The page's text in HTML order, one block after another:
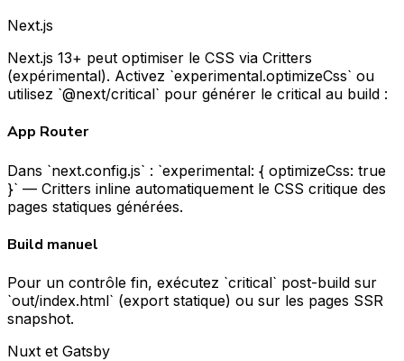
Next.js
Next.js 13+ peut optimiser le CSS via Critters
(expérimental). Activez `experimental.optimizeCss` ou
utilisez `@next/critical` pour générer le critical au build :
App Router
Dans `next.config.js` : `experimental: { optimizeCss: true
}` — Critters inline automatiquement le CSS critique des
pages statiques générées.
Build manuel
Pour un contrôle fin, exécutez `critical` post-build sur
`out/index.html` (export statique) ou sur les pages SSR
snapshot.
Nuxt et Gatsby